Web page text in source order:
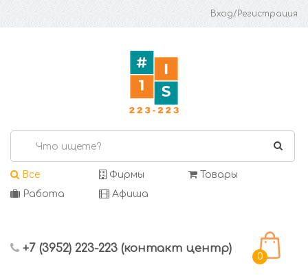
Вход/Регистрация
Все Фирмы
Товары
Работа
Афиша
+7 (3952) 223-223 (контакт центр)
0